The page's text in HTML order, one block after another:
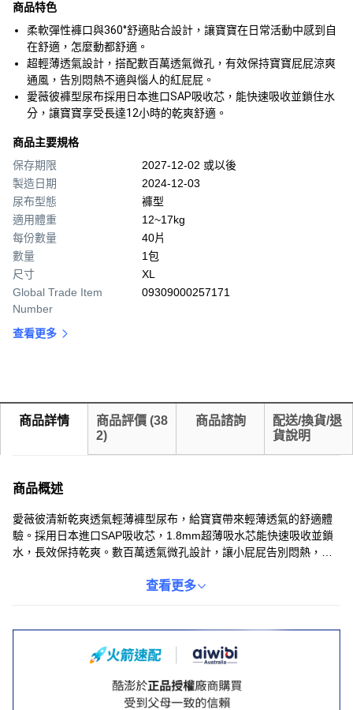
商品特色
柔軟彈性褲口與360°舒適貼合設計，讓寶寶在日常活動中感到自
在舒適，怎麼動都舒適。
超輕薄透氣設計，搭配數百萬透氣微孔，有效保持寶寶屁屁涼爽
通風，告別悶熱不適與惱人的紅屁屁。
愛薇彼褲型尿布採用日本進口SAP吸收芯，能快速吸收並鎖住水
分，讓寶寶享受長達12小時的乾爽舒適。
商品主要規格
保存期限
2027-12-02 或以後
製造日期
2024-12-03
尿布型態
褲型
適用體重
12~17kg
每份數量
40片
數量
1包
尺寸
XL
Global Trade Item
Number
09309000257171
查看更多
商品詳情 商品評價 (38
2)
商品諮詢
配送/換貨/退
貨說明
商品概述
愛薇彼清新乾爽透氣輕薄褲型尿布，給寶寶帶來輕薄透氣的舒適體
驗。採用日本進口SAP吸收芯，1.8mm超薄吸水芯能快速吸收並鎖
水，長效保持乾爽。數百萬透氣微孔設計，讓小屁屁告別悶熱，減
活動自如，舒適度滿分。升級防水3D防漏罩，有效防止側漏，給寶
查看更多